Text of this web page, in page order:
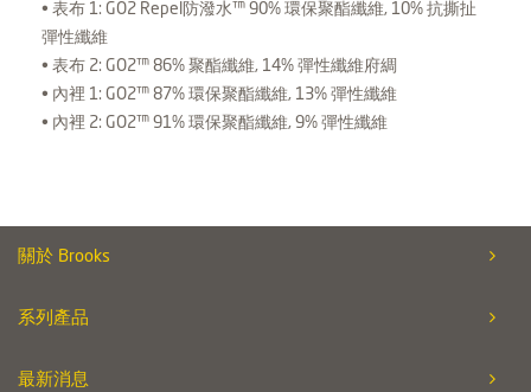
• 表布 1: GO2 Repel防潑水™ 90% 環保聚酯纖維, 10% 抗撕扯
彈性纖維
• 表布 2: GO2™ 86% 聚酯纖維, 14% 彈性纖維府綢
• 內裡 1: GO2™ 87% 環保聚酯纖維, 13% 彈性纖維
• 內裡 2: GO2™ 91% 環保聚酯纖維, 9% 彈性纖維
關於 Brooks
系列產品
最新消息